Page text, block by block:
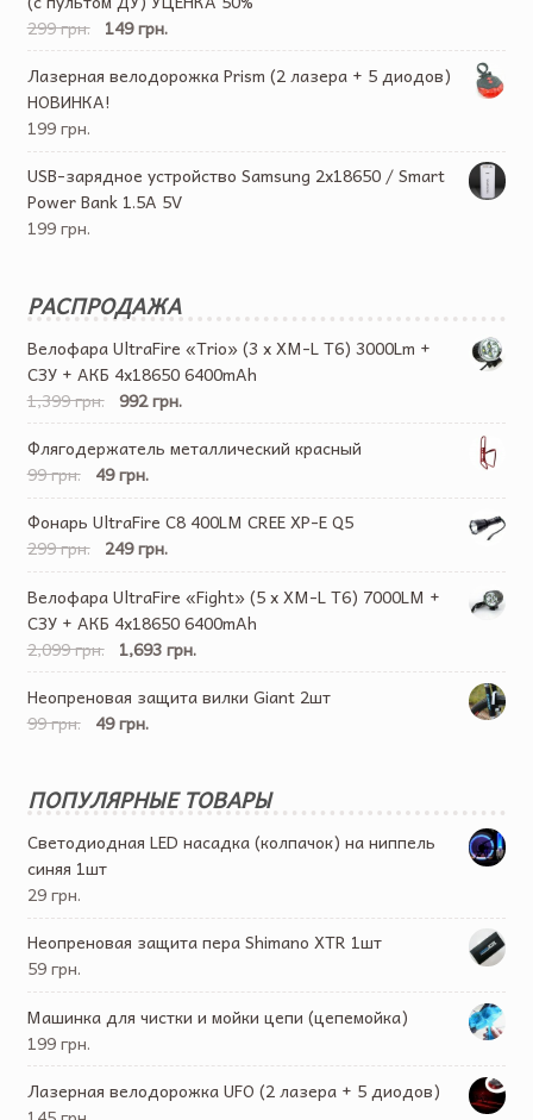
299 грн.
149 грн.
Лазерная велодорожка Prism (2 лазера + 5 диодов)
НОВИНКА!
199 грн.
USB-зарядное устройство Samsung 2х18650 / Smart
Power Bank 1.5A 5V
199 грн.
РАСПРОДАЖА
Велофара UltraFire «Trio» (3 x XM-L T6) 3000Lm +
СЗУ + АКБ 4х18650 6400mAh
1,399 грн. 992 грн.
Флягодержатель металлический красный
99 грн.
49 грн.
Фонарь UltraFire C8 400LM CREE XP-E Q5
299 грн.
249 грн.
Велофара UltraFire «Fight» (5 x XM-L T6) 7000LM +
СЗУ + АКБ 4х18650 6400mAh
2,099 грн.
1,693 грн.
Неопреновая защита вилки Giant 2шт
99 грн.
49 грн.
ПОПУЛЯРНЫЕ ТОВАРЫ
Светодиодная LED насадка (колпачок) на ниппель
синяя 1шт
29 грн.
Неопреновая защита пера Shimano XTR 1шт
59 грн.
Машинка для чистки и мойки цепи (цепемойка)
199 грн.
Лазерная велодорожка UFO (2 лазера + 5 диодов)